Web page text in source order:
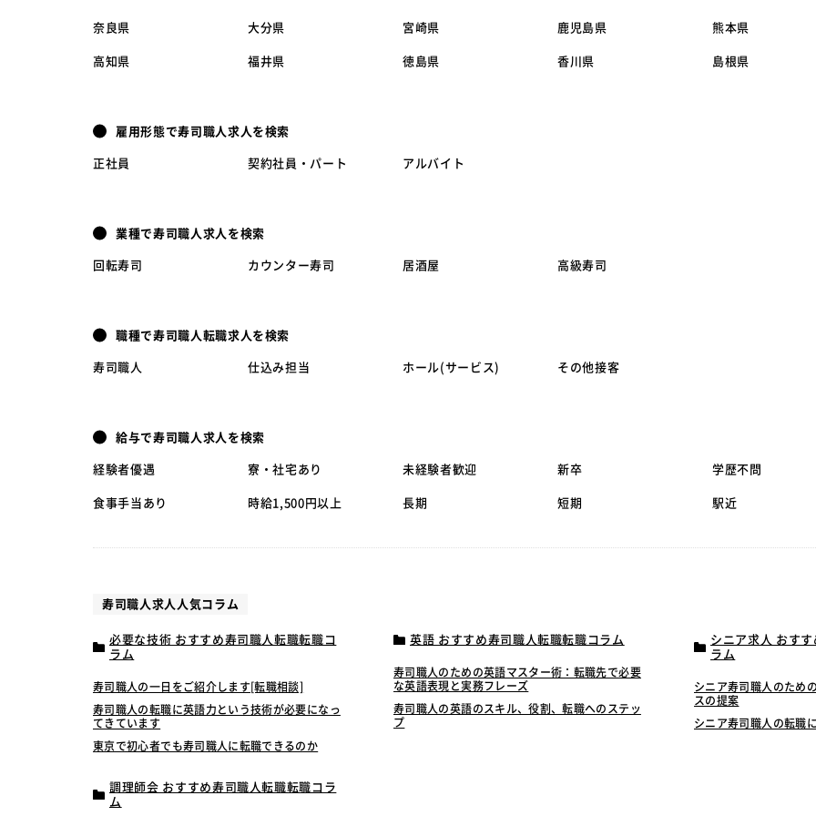
奈良県 大分県 宮崎県 鹿児島県 熊本県
高知県 福井県 徳島県 香川県 島根県
雇用形態で寿司職人求人を検索
正社員 契約社員・パート アルバイト
業種で寿司職人求人を検索
回転寿司 カウンター寿司 居酒屋 高級寿司
職種で寿司職人転職求人を検索
寿司職人 仕込み担当 ホール(サービス) その他接客
給与で寿司職人求人を検索
経験者優遇 寮・社宅あり 未経験者歓迎 新卒 学歴不問
食事手当あり 時給1,500円以上 長期 短期 駅近
寿司職人求人人気コラム
必要な技術 おすすめ寿司職人転職転職コ
ラム
寿司職人の一日をご紹介します[転職相談]
寿司職人の転職に英語力という技術が必要になっ
てきています
東京で初心者でも寿司職人に転職できるのか
英語 おすすめ寿司職人転職転職コラム
寿司職人のための英語マスター術：転職先で必要
な英語表現と実務フレーズ
寿司職人の英語のスキル、役割、転職へのステッ
プ
シニア求人 おす
ラム
シニア寿司職人のため
スの提案
シニア寿司職人の転職
調理師会 おすすめ寿司職人転職転職コラ
ム